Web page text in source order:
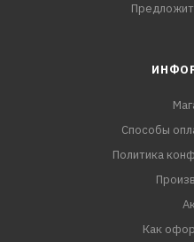
Способы
Политика
Как